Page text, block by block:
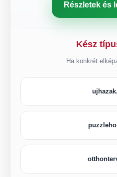
Részletek és
Kész
Ha konkrét